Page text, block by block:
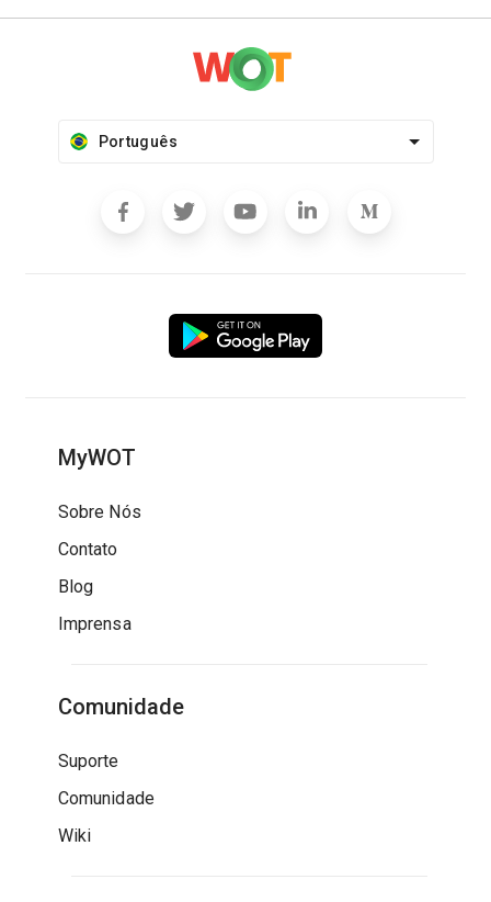
Português
MyWOT
Sobre Nós
Contato
Blog
Imprensa
Comunidade
Suporte
Comunidade
Wiki